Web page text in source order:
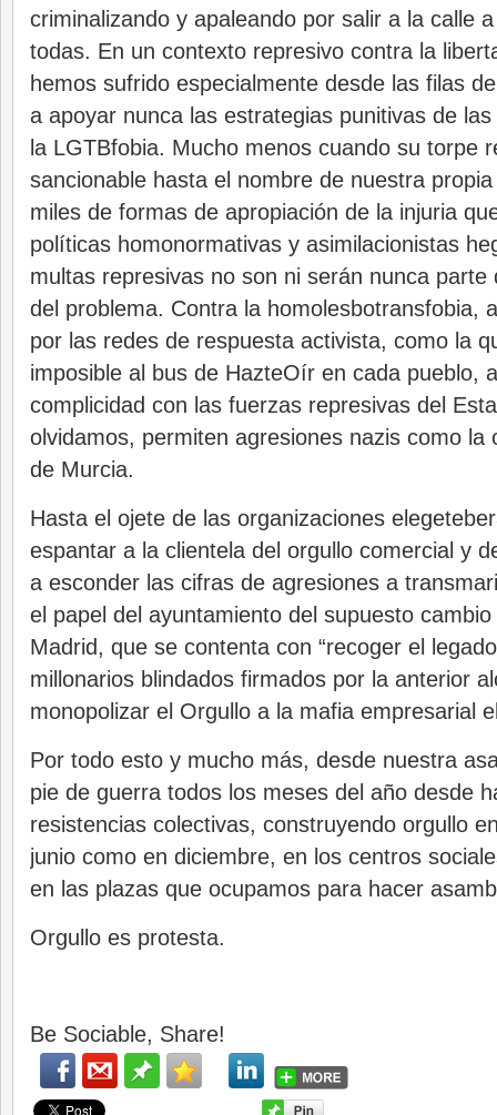
criminalizando y apaleando por salir a la calle
todas. En un contexto represivo contra la
hemos sufrido especialmente desde las filas
a apoyar nunca las estrategias punitivas de
la LGTBfobia. Mucho menos cuando su torpe
sancionable hasta el nombre de nuestra
miles de formas de apropiación de la injuria
políticas homonormativas y asimilacionistas
multas represivas no son ni serán nunca parte
del problema. Contra la homolesbotransfobia,
por las redes de respuesta activista, como la
imposible al bus de HazteOír en cada pueblo,
complicidad con las fuerzas represivas del
olvidamos, permiten agresiones nazis como la
de Murcia.
Hasta el ojete de las organizaciones
espantar a la clientela del orgullo comercial y
a esconder las cifras de agresiones a
el papel del ayuntamiento del supuesto
Madrid, que se contenta con “recoger el
millonarios blindados firmados por la anterior
monopolizar el Orgullo a la mafia empresarial
Por todo esto y mucho más, desde nuestra
pie de guerra todos los meses del año desde
resistencias colectivas, construyendo orgullo
junio como en diciembre, en los centros
en las plazas que ocupamos para hacer
Orgullo es protesta.
Be Sociable, Share!